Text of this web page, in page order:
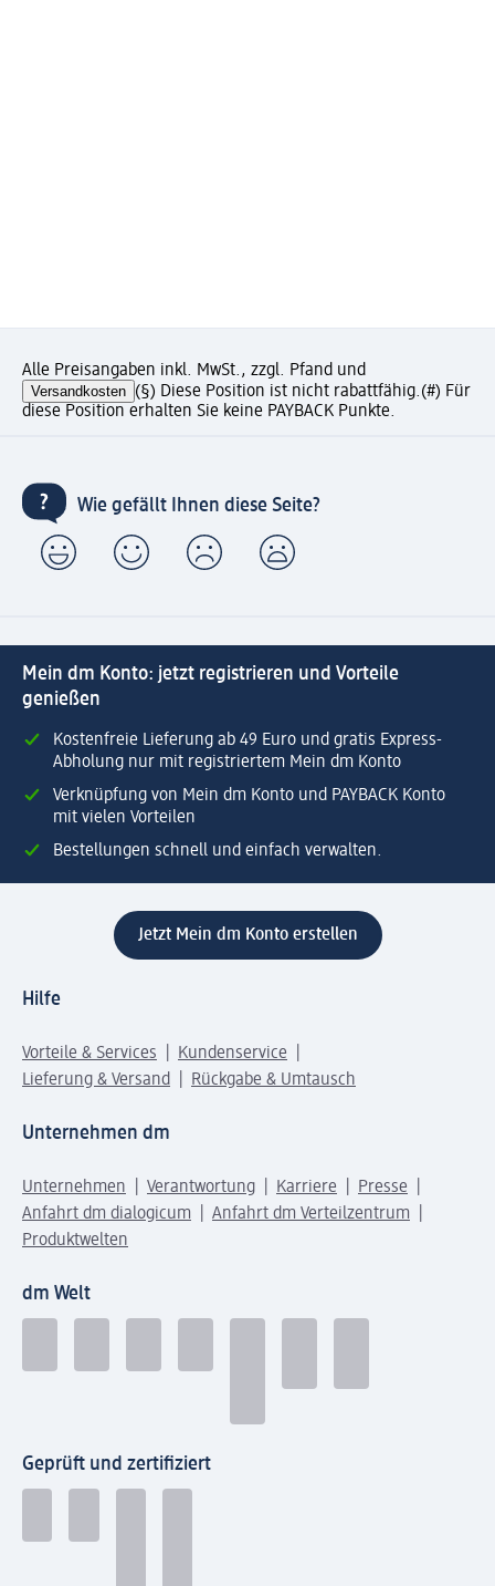
Alle Preisangaben inkl. MwSt., zzgl. Pfand und
Versandkosten (§) Diese Position ist nicht rabattfähig.(#) Für
diese Position erhalten Sie keine PAYBACK Punkte.
Wie gefällt Ihnen diese Seite?
Mein dm Konto: jetzt registrieren und Vorteile
genießen
Kostenfreie Lieferung ab 49 Euro und gratis Express-
Abholung nur mit registriertem Mein dm Konto
Verknüpfung von Mein dm Konto und PAYBACK Konto
mit vielen Vorteilen
Bestellungen schnell und einfach verwalten.
Jetzt Mein dm Konto erstellen
Hilfe
Vorteile & Services
Kundenservice
Lieferung & Versand
Rückgabe & Umtausch
Unternehmen dm
Unternehmen Verantwortung Karriere
Presse
Anfahrt dm dialogicum
Anfahrt dm Verteilzentrum
Produktwelten
dm Welt
Geprüft und zertifiziert